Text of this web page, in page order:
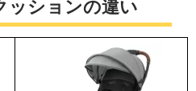
ッションの違い